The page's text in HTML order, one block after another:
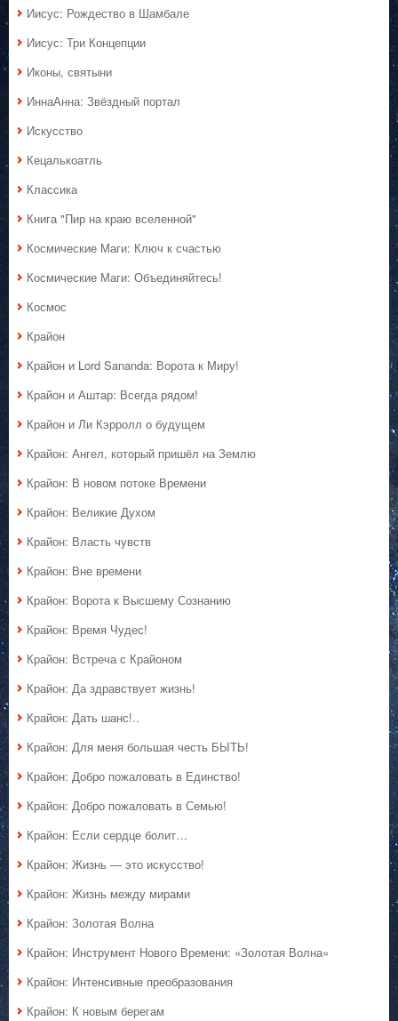
Иисус: Рождество в Шамбале
Иисус: Три Концепции
Иконы, святыни
ИннаАнна: Звёздный портал
Искусство
Кецалькоатль
Классика
Книга "Пир на краю вселенной"
Космические Маги: Ключ к счастью
Космические Маги: Объединяйтесь!
Космос
Крайон
Крайон и Lord Sananda: Ворота к Миру!
Крайон и Аштар: Всегда рядом!
Крайон и Ли Кэрролл о будущем
Крайон: Ангел, который пришёл на Землю
Крайон: В новом потоке Времени
Крайон: Великие Духом
Крайон: Власть чувств
Крайон: Вне времени
Крайон: Ворота к Высшему Сознанию
Крайон: Время Чудес!
Крайон: Встреча с Крайоном
Крайон: Да здравствует жизнь!
Крайон: Дать шанс!..
Крайон: Для меня большая честь БЫТЬ!
Крайон: Добро пожаловать в Единство!
Крайон: Добро пожаловать в Семью!
Крайон: Если сердце болит…
Крайон: Жизнь — это искусство!
Крайон: Жизнь между мирами
Крайон: Золотая Волна
Крайон: Инструмент Нового Времени: «Золотая Волна»
Крайон: Интенсивные преобразования
Крайон: К новым берегам